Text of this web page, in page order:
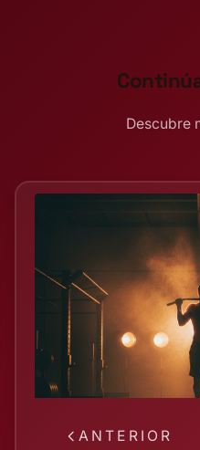
Descubre
ANTERIOR